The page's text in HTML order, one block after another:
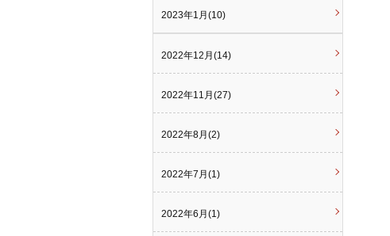
2023年1月(10)
2022年12月(14)
2022年11月(27)
2022年8月(2)
2022年7月(1)
2022年6月(1)